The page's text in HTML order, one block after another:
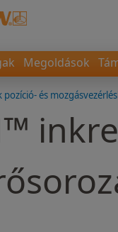
Megoldások
és